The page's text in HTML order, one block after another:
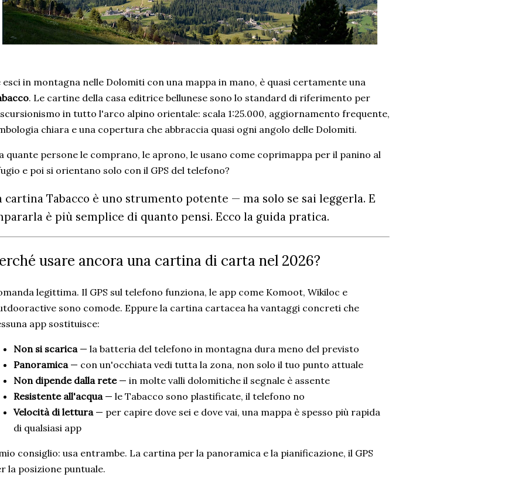
esci in montagna nelle Dolomiti con una mappa in mano, è quasi certamente una
. Le cartine della casa editrice bellunese sono lo standard di riferimento per
in tutto l'arco alpino orientale: scala 1:25.000, aggiornamento frequente,
chiara e una copertura che abbraccia quasi ogni angolo delle Dolomiti.
quante persone le comprano, le aprono, le usano come coprimappa per il panino al
e poi si orientano solo con il GPS del telefono?
cartina Tabacco è uno strumento potente — ma solo se sai leggerla. E
è più semplice di quanto pensi. Ecco la guida pratica.
usare ancora una cartina di carta nel 2026?
legittima. Il GPS sul telefono funziona, le app come Komoot, Wikiloc e
sono comode. Eppure la cartina cartacea ha vantaggi concreti che
app sostituisce:
Non si scarica— la batteria del telefono in montagna dura meno del previsto
Panoramica— con un'occhiata vedi tutta la zona, non solo il tuo punto attuale
Non dipende dalla rete— in molte valli dolomitiche il segnale è assente
Resistente all'acqua— le Tabacco sono plastificate, il telefono no
Velocità di lettura— per capire dove sei e dove vai, una mappa è spesso più rapida
di qualsiasi app
consiglio: usa entrambe. La cartina per la panoramica e la pianificazione, il GPS
la posizione puntuale.